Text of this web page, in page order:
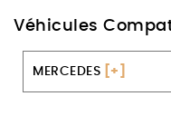
Véhicules
MERCEDES [+]